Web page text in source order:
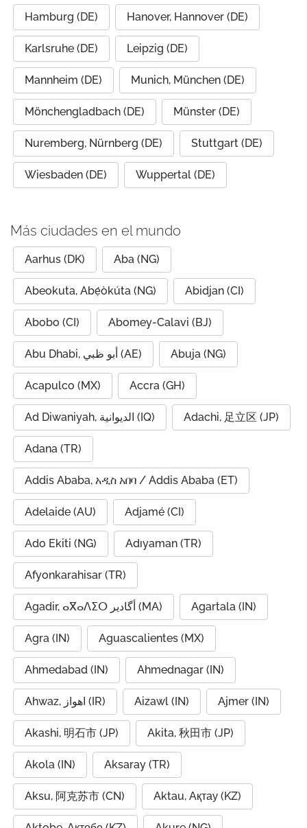
Hamburg (DE) Hanover, Hannover (DE)
Karlsruhe (DE) Leipzig (DE)
Mannheim (DE) Munich, München (DE)
Mönchengladbach (DE) Münster (DE)
Nuremberg, Nürnberg (DE) Stuttgart (DE)
Wiesbaden (DE) Wuppertal (DE)
Más ciudades en el mundo
Aarhus (DK) Aba (NG)
Abeokuta, Abẹ́òkúta (NG) Abidjan (CI)
Abobo (CI) Abomey-Calavi (BJ)
Abu Dhabi, أبو ظبي (AE) Abuja (NG)
Acapulco (MX) Accra (GH)
Ad Diwaniyah, الديوانية (IQ) Adachi, 足立区 (JP)
Adana (TR)
Addis Ababa, አዲስ አበባ / Addis Ababa (ET)
Adelaide (AU) Adjamé (CI)
Ado Ekiti (NG) Adıyaman (TR)
Afyonkarahisar (TR)
Agadir, ⴰⴳⴰⴷⵉⵔ أگادیر (MA) Agartala (IN)
Agra (IN) Aguascalientes (MX)
Ahmedabad (IN) Ahmednagar (IN)
Ahwaz, اهواز (IR) Aizawl (IN) Ajmer (IN)
Akashi, 明石市 (JP) Akita, 秋田市 (JP)
Akola (IN) Aksaray (TR)
Aksu, 阿克苏市 (CN) Aktau, Ақтау (KZ)